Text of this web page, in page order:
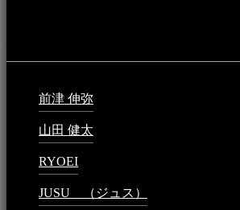
前津 伸弥
山田 健太
RYOEI
JUSU （ジュス）